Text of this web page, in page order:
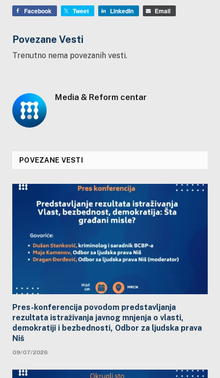
Facebook Tweet LinkedIn Email
Povezane Vesti
Trenutno nema povezanih vesti.
Media & Reform centar
POVEZANE VESTI
Pres-konferencija povodom predstavljanja
rezultata istraživanja javnog mnjenja o vlasti,
demokratiji i bezbednosti, Odbor za ljudska prava
Niš
09/07/2026